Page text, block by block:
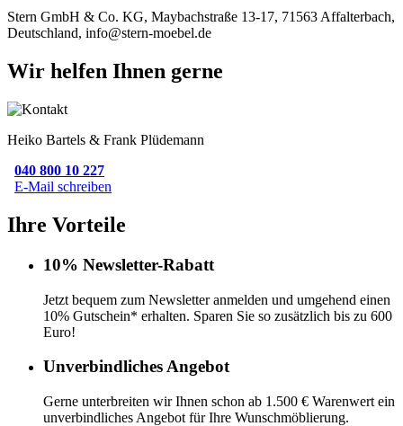
Stern GmbH & Co. KG, Maybachstraße 13-17, 71563 Affalterbach,
Deutschland, info@stern-moebel.de
Wir helfen Ihnen gerne
Heiko Bartels & Frank Plüdemann
040 800 10 227
E-Mail schreiben
Ihre Vorteile
10% Newsletter-Rabatt
Jetzt bequem zum Newsletter anmelden und umgehend einen
10% Gutschein* erhalten. Sparen Sie so zusätzlich bis zu 600
Euro!
Unverbindliches Angebot
Gerne unterbreiten wir Ihnen schon ab 1.500 € Warenwert ein
unverbindliches Angebot für Ihre Wunschmöblierung.